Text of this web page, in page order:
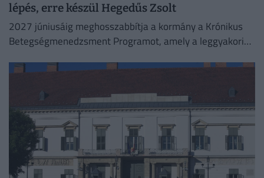
lépés, erre készül Hegedűs Zsolt
2027 júniusáig meghosszabbítja a kormány a Krónikus
Betegségmenedzsment Programot, amely a leggyakoribb